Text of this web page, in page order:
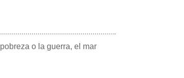
o la guerra, el mar